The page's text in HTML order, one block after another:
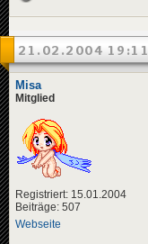
21.02.2004 19:11
Misa
Mitglied
Registriert: 15.01.2004
Beiträge: 507
Webseite